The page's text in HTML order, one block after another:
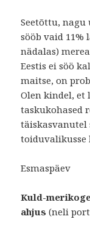
Seetõttu,
sööb vaid 11%
nädalas)
Eestis ei söö
maitse, on
Olen kindel,
taskukohased
täiskasvanutel
toiduvalikusse
Esmaspäev
Kuld-
ahjus(neli